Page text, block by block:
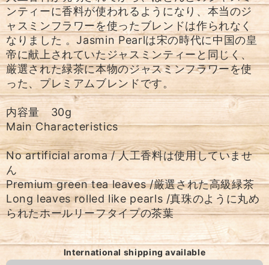
ンティーに香料が使われるようになり、本当のジ
ャスミンフラワーを使ったブレンドは作られなく
なりました 。Jasmin Pearlは宋の時代に中国の皇
帝に献上されていたジャスミンティーと同じく、
厳選された緑茶に本物のジャスミンフラワーを使
った、プレミアムブレンドです。
内容量 30g
Main Characteristics
No artificial aroma / 人工香料は使用していませ
ん
Premium green tea leaves /厳選された高級緑茶
Long leaves rolled like pearls /真珠のように丸め
られたホールリーフタイプの茶葉
International shipping available